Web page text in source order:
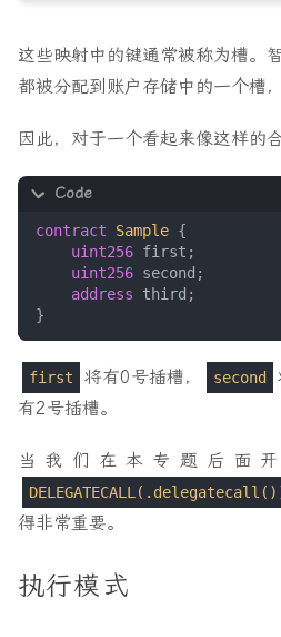
这些映射中的键通常被称为槽。
都被分配到账户存储中的一个槽
因此，对于一个看起来像这样的合
contract Sample {
uint256 first ;
uint256 second ;
address
third ;
}
first 将有0号插槽， second
有2号插槽。
当我们在本专题后面开
得非常重要。
执行模式